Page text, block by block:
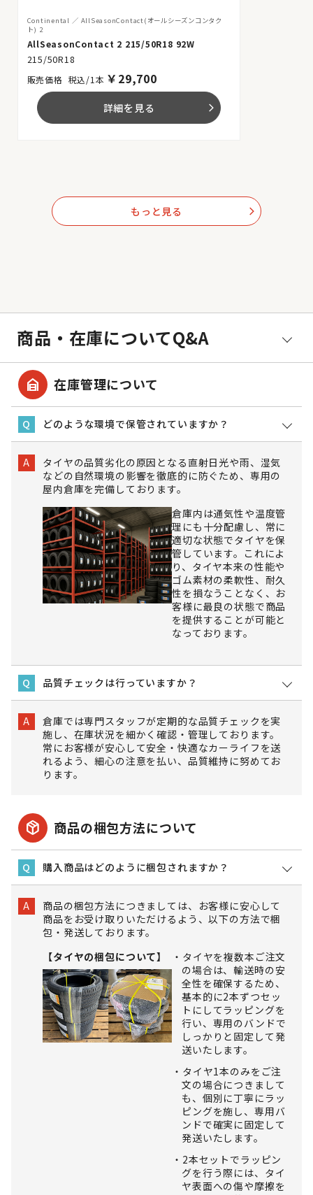
Continental
AllSeasonContact(オールシーズンコンタク
ト) 2
AllSeasonContact 2 215/50R18 92W
215/50R18
税込/1本 ￥ 29,700
詳細を見る arrow_forward_ios
もっと見る arrow_forward_ios
商品・在庫についてQ&A
garage_home 在庫管理について
Q どのような環境で保管されていますか？
A
タイヤの品質劣化の原因となる直射日光や雨、湿気
などの自然環境の影響を徹底的に防ぐため、専用の
屋内倉庫を完備しております。
倉庫内は通気性や温度管
理にも十分配慮し、常に
適切な状態でタイヤを保
管しています。これによ
り、タイヤ本来の性能や
ゴム素材の柔軟性、耐久
性を損なうことなく、お
客様に最良の状態で商品
を提供することが可能と
なっております。
Q 品質チェックは行っていますか？
A
倉庫では専門スタッフが定期的な品質チェックを実
施し、在庫状況を細かく確認・管理しております。
常にお客様が安心して安全・快適なカーライフを送
れるよう、細心の注意を払い、品質維持に努めてお
ります。
package_2 商品の梱包方法について
Q 購入商品はどのように梱包されますか？
A
商品の梱包方法につきましては、お客様に安心して
商品をお受け取りいただけるよう、以下の方法で梱
包・発送しております。
【タイヤの梱包について】
タイヤを複数本ご注文
の場合は、輸送時の安
全性を確保するため、
基本的に2本ずつセッ
トにしてラッピングを
行い、専用のバンドで
しっかりと固定して発
送いたします。
タイヤ1本のみをご注
文の場合につきまして
も、個別に丁寧にラッ
ピングを施し、専用バ
ンドで確実に固定して
発送いたします。
2本セットでラッピン
グを行う際には、タイ
ヤ表面への傷や摩擦を